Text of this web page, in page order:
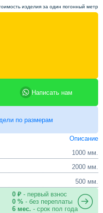
изделия за один погонный метр
Написать нам
по размерам
Описание
1000 мм.
2000 мм.
500 мм.
0 ₽- первый взнос
0 %- без переплаты
6 мес. - срок пол года